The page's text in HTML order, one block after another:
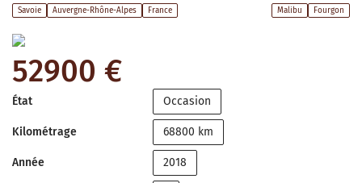
Savoie Auvergne-Rhône-Alpes France Malibu Fourgon
52900 €
État Occasion
Kilométrage 68800 km
Année 2018